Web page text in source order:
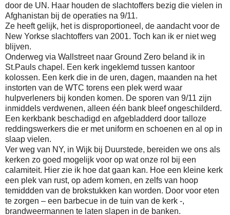
door de UN. Haar houden de slachtoffers bezig die vielen in
Afghanistan bij de operaties na 9/11.
Ze heeft gelijk, het is disproportioneel, de aandacht voor de
New Yorkse slachtoffers van 2001. Toch kan ik er niet weg
blijven.
Onderweg via Wallstreet naar Ground Zero beland ik in
St.Pauls chapel. Een kerk ingeklemd tussen kantoor
kolossen. Een kerk die in de uren, dagen, maanden na het
instorten van de WTC torens een plek werd waar
hulpverleners bij konden komen. De sporen van 9/11 zijn
inmiddels verdwenen, alleen één bank bleef ongeschilderd.
Een kerkbank beschadigd en afgebladderd door talloze
reddingswerkers die er met uniform en schoenen en al op in
slaap vielen.
Ver weg van NY, in Wijk bij Duurstede, bereiden we ons als
kerken zo goed mogelijk voor op wat onze rol bij een
calamiteit. Hier zie ik hoe dat gaan kan. Hoe een kleine kerk
een plek van rust, op adem komen, en zelfs van hoop
temiddden van de brokstukken kan worden. Door voor eten
te zorgen – een barbecue in de tuin van de kerk -,
brandweermannen te laten slapen in de banken.